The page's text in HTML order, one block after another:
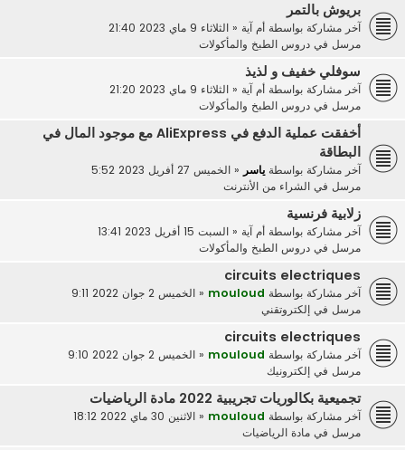
بريوش بالتمر
آخر مشاركة بواسطة أم آية« الثلاثاء 9 ماي 2023 21:40
مرسل في دروس الطبخ والمأكولات
سوفلي خفيف و لذيذ
آخر مشاركة بواسطة أم آية« الثلاثاء 9 ماي 2023 21:20
مرسل في دروس الطبخ والمأكولات
أخفقت عملية الدفع في AliExpress مع موجود المال في
البطاقة
آخر مشاركة بواسطة ياسر« الخميس 27 أفريل 2023 5:52
مرسل في الشراء من الأنترنت
زلابية فرنسية
آخر مشاركة بواسطة أم آية« السبت 15 أفريل 2023 13:41
مرسل في دروس الطبخ والمأكولات
circuits electriques
آخر مشاركة بواسطة mouloud
« الخميس 2 جوان 2022 9:11
مرسل في إلكتروتقني
circuits electriques
آخر مشاركة بواسطة mouloud
« الخميس 2 جوان 2022 9:10
مرسل في إلكترونيك
تجميعية بكالوريات تجريبية 2022 مادة الرياضيات
آخر مشاركة بواسطة mouloud
« الاثنين 30 ماي 2022 18:12
مرسل في مادة الرياضيات